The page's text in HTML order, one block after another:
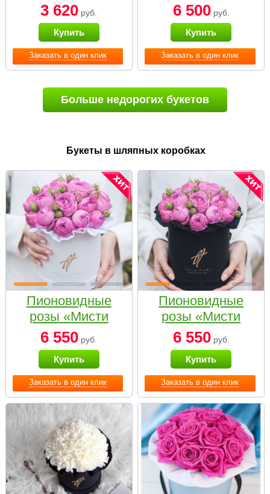
Заказать в один клик
3 620 руб.
Купить
Заказать в один клик
6 500руб.
Купить
Больше недорогих букетов
Букеты в шляпных коробках
Заказать в один клик
Пионовидные
розы «Мисти
бабблс» в белой
коробке Small
6 550 руб.
Купить
Заказать в один клик
Пионовидные
розы «Мисти
бабблс» в
черной коробке
Small
6 550руб.
Купить